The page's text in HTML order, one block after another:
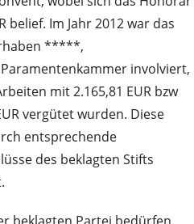
belief. Im Jahr 2012 war das
*****,
involviert,
mit 2.165,81 EUR bzw
vergütet wurden. Diese
entsprechende
des beklagten Stifts